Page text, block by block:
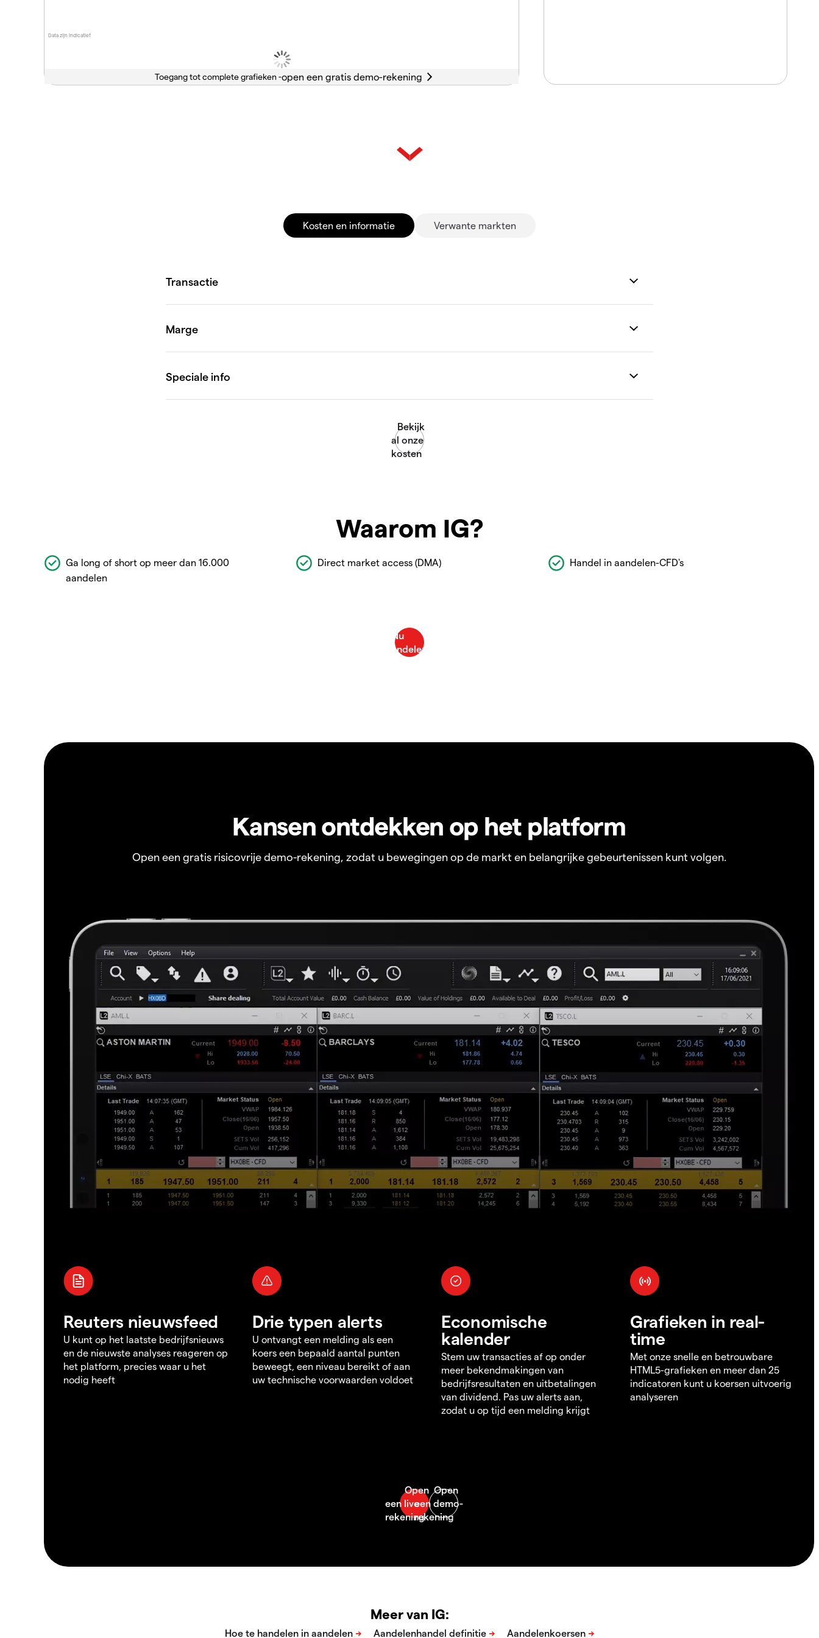
Data zijn indicatief
Toegang tot complete grafieken -
Kosten en informatie Verwante markten
Waarom IG?
Ga long of short op meer dan 16.000
aandelen
Direct market access (DMA) Handel in aandelen-CFD's
Kansen ontdekken op het platform
Open een gratis risicovrije demo-rekening, zodat u bewegingen op de markt en belangrijke gebeurtenissen kunt volgen.
Reuters nieuwsfeed
U kunt op het laatste bedrijfsnieuws
en de nieuwste analyses reageren op
het platform, precies waar u het
nodig heeft
Drie typen alerts
U ontvangt een melding als een
koers een bepaald aantal punten
beweegt, een niveau bereikt of aan
uw technische voorwaarden voldoet
Economische
kalender
Stem uw transacties af op onder
meer bekendmakingen van
bedrijfsresultaten en uitbetalingen
van dividend. Pas uw alerts aan,
zodat u op tijd een melding krijgt
Grafieken in real-
time
Met onze snelle en betrouwbare
HTML5-grafieken en meer dan 25
indicatoren kunt u koersen uitvoerig
analyseren
Meer van IG: